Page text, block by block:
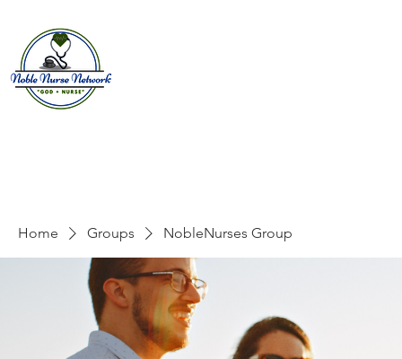
Home Groups NobleNurses Group